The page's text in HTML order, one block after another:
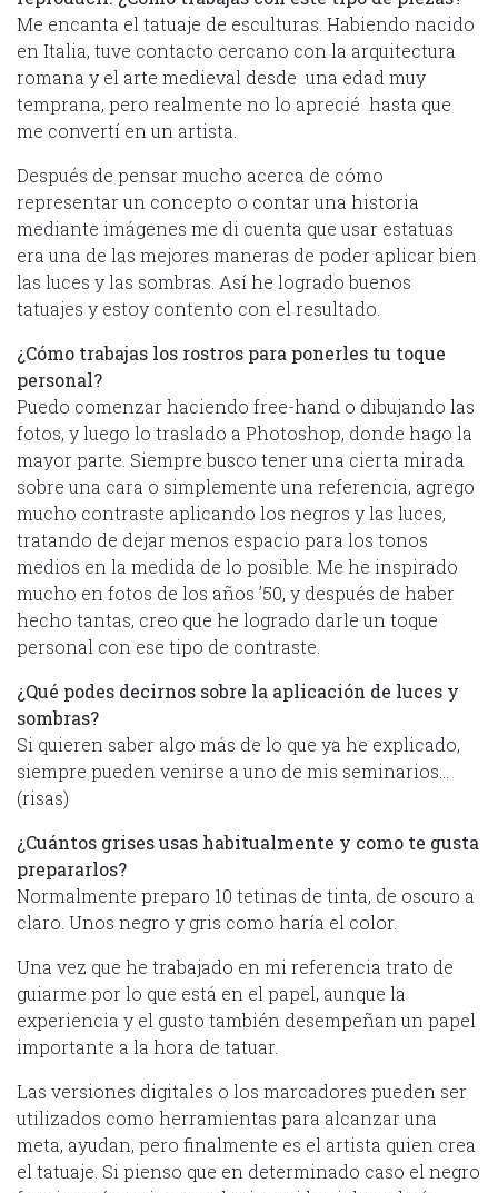
Me encanta el tatuaje de esculturas. Habiendo nacido
en Italia, tuve contacto cercano con la arquitectura
romana y el arte medieval desde una edad muy
temprana, pero realmente no lo aprecié hasta que
me convertí en un artista.
Después de pensar mucho acerca de cómo
representar un concepto o contar una historia
mediante imágenes me di cuenta que usar estatuas
era una de las mejores maneras de poder aplicar bien
las luces y las sombras. Así he logrado buenos
tatuajes y estoy contento con el resultado.
¿Cómo trabajas los rostros para ponerles tu toque
personal?
Puedo comenzar haciendo free-hand o dibujando las
fotos, y luego lo traslado a Photoshop, donde hago la
mayor parte. Siempre busco tener una cierta mirada
sobre una cara o simplemente una referencia, agrego
mucho contraste aplicando los negros y las luces,
tratando de dejar menos espacio para los tonos
medios en la medida de lo posible. Me he inspirado
mucho en fotos de los años ’50, y después de haber
hecho tantas, creo que he logrado darle un toque
personal con ese tipo de contraste.
¿Qué podes decirnos sobre la aplicación de luces y
sombras?
Si quieren saber algo más de lo que ya he explicado,
siempre pueden venirse a uno de mis seminarios…
(risas)
¿Cuántos grises usas habitualmente y como te gusta
prepararlos?
Normalmente preparo 10 tetinas de tinta, de oscuro a
claro. Unos negro y gris como haría el color.
Una vez que he trabajado en mi referencia trato de
guiarme por lo que está en el papel, aunque la
experiencia y el gusto también desempeñan un papel
importante a la hora de tatuar.
Las versiones digitales o los marcadores pueden ser
utilizados como herramientas para alcanzar una
meta, ayudan, pero finalmente es el artista quien crea
el tatuaje. Si pienso que en determinado caso el negro